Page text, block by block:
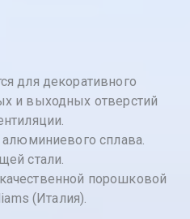
для декоративного
и выходных отверстий
алюминиевого сплава.
стали.
порошковой
(Италия).